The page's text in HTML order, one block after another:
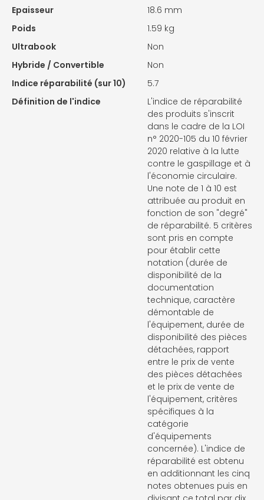
Epaisseur
18.6 mm
Poids
1.59 kg
Ultrabook
Non
Hybride / Convertible
Non
Indice réparabilité (sur 10)
5.7
Définition de l'indice
L'indice de réparabilité
des produits s'inscrit
dans le cadre de la LOI
n° 2020-105 du 10 février
2020 relative à la lutte
contre le gaspillage et à
l'économie circulaire.
Une note de 1 à 10 est
attribuée au produit en
fonction de son "degré"
de réparabilité. 5 critères
sont pris en compte
pour établir cette
notation (durée de
disponibilité de la
documentation
technique, caractère
démontable de
l'équipement, durée de
disponibilité des pièces
détachées, rapport
entre le prix de vente
des pièces détachées
et le prix de vente de
l'équipement, critères
spécifiques à la
catégorie
d'équipements
concernée). L'indice de
réparabilité est obtenu
en additionnant les cinq
notes obtenues puis en